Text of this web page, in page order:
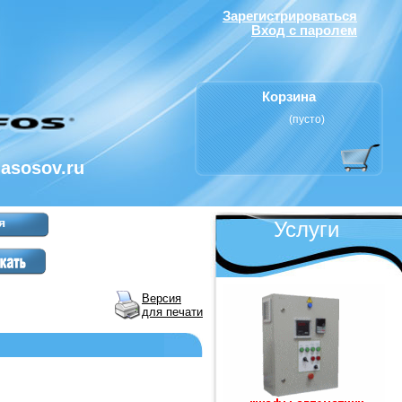
Зарегистрироваться
Вход с паролем
Корзина
(пусто)
Услуги
Версия
для печати